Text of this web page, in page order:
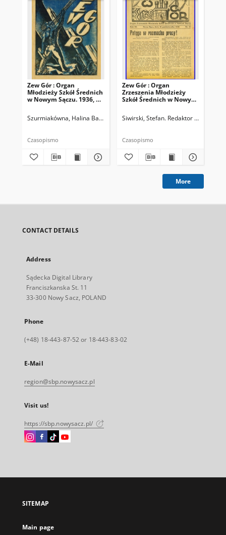
Zew Gór : Organ
Młodzieży Szkół Średnich
w Nowym Sączu. 1936, R.
Szurmiakówna, Halina Barbara (1920-1945). Redaktor naczelny
Czasopismo
Zew Gór : Organ
Zrzeszenia Młodzieży
Szkół Średnich w Nowym
Siwirski, Stefan. Redaktor naczelny
Czasopismo
More
CONTACT DETAILS
Address
Sądecka Digital Library
Franciszkanska St. 11
33-300 Nowy Sacz, POLAND
Phone
(+48) 18-443-87-52 or 18-443-83-02
E-Mail
region@sbp.nowysacz.pl
Visit us!
https://sbp.nowysacz.pl/
Instagram
open
new
Facebook
open
new
Instagram
open
new
Instagram
open
SITEMAP
Main page